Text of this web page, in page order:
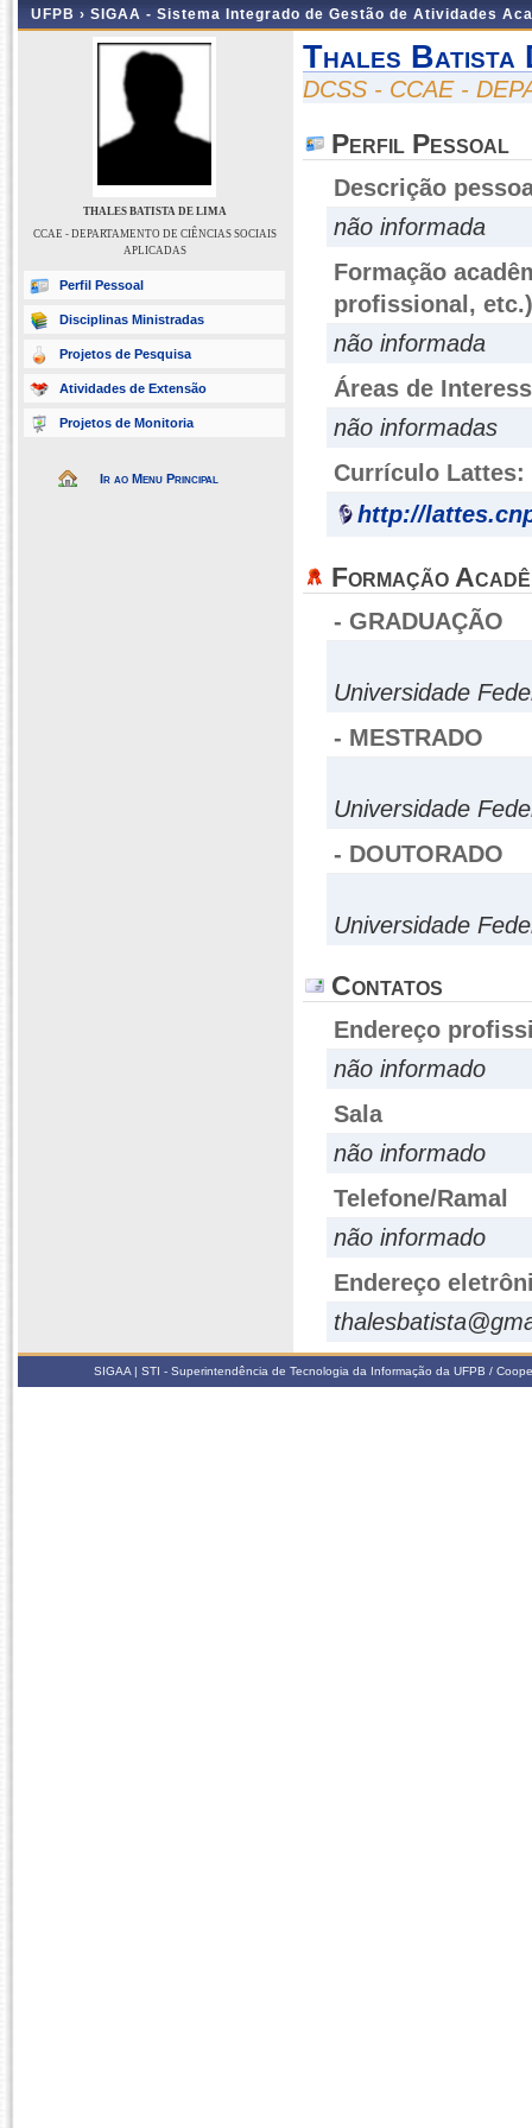
UFPB › SIGAA - Sistema Integrado de Gestão de Atividades
THALES BATISTA DE LIMA
CCAE - DEPARTAMENTO DE CIÊNCIAS SOCIAIS
APLICADAS
Perfil Pessoal
Disciplinas Ministradas
Projetos de Pesquisa
Atividades de Extensão
Projetos de Monitoria
Ir ao Menu Principal
Thales Batista
DCSS - CCAE -
Perfil Pessoal
Descrição
não informada
Formação
profissional, etc.)
não informada
Áreas de
não informadas
Currículo Lattes:
http://
Formação
- GRADUAÇÃO
Universidade
- MESTRADO
Universidade
- DOUTORADO
Universidade
Contatos
Endereço
não informado
Sala
não informado
Telefone/Ramal
não informado
Endereço
SIGAA | STI - Superintendência de Tecnologia da Informação da UFPB /